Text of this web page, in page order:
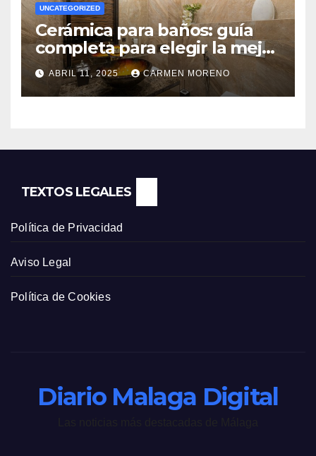
UNCATEGORIZED
Cerámica para baños: guía
completa para elegir la mejor
opción
ABRIL 11, 2025 CARMEN MORENO
TEXTOS LEGALES
Política de Privacidad
Aviso Legal
Política de Cookies
Diario Malaga Digital